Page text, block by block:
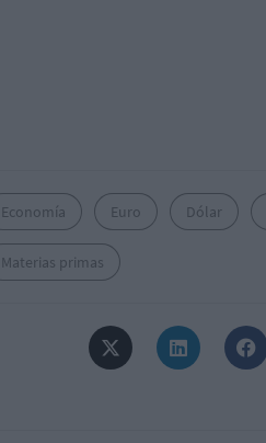
Economía Euro Dólar
Materias primas